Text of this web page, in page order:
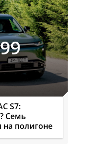
S7:
Семь
полигоне